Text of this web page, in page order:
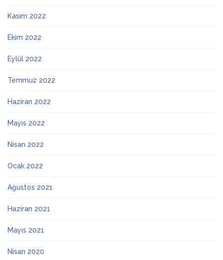
Kasım 2022
Ekim 2022
Eylül 2022
Temmuz 2022
Haziran 2022
Mayıs 2022
Nisan 2022
Ocak 2022
Ağustos 2021
Haziran 2021
Mayıs 2021
Nisan 2020